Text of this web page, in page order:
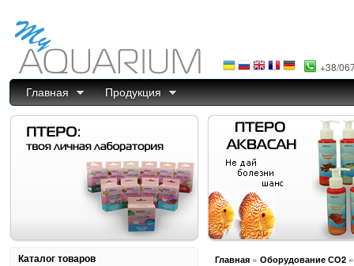
+38/
Главная Продукция
Главная » Оборудование СО2
Каталог товаров